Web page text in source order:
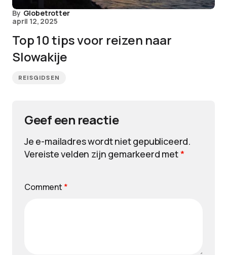
By Globetrotter
april 12, 2025
Top 10 tips voor reizen naar
Slowakije
REISGIDSEN
Geef een reactie
Je e-mailadres wordt niet gepubliceerd.
Vereiste velden zijn gemarkeerd met*
Comment *